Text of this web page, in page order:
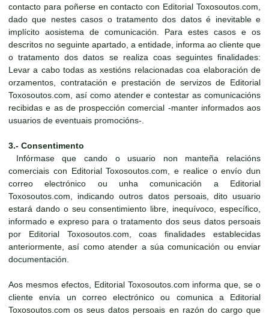
contacto para poñerse en contacto con Editorial Toxosoutos.com,
dado que nestes casos o tratamento dos datos é inevitable e
implícito aosistema de comunicación. Para estes casos e os
descritos no seguinte apartado, a entidade, informa ao cliente que
o tratamento dos datos se realiza coas seguintes finalidades:
Levar a cabo todas as xestións relacionadas coa elaboración de
orzamentos, contratación e prestación de servizos de Editorial
Toxosoutos.com, así como atender e contestar as comunicacións
recibidas e as de prospección comercial -manter informados aos
usuarios de eventuais promocións-.
3.- Consentimento
Infórmase que cando o usuario non manteña relacións
comerciais con Editorial Toxosoutos.com, e realice o envío dun
correo electrónico ou unha comunicación a Editorial
Toxosoutos.com, indicando outros datos persoais, dito usuario
estará dando o seu consentimiento libre, inequívoco, específico,
informado e expreso para o tratamento dos seus datos persoais
por Editorial Toxosoutos.com, coas finalidades establecidas
anteriormente, así como atender a súa comunicación ou enviar
documentación.
Aos mesmos efectos, Editorial Toxosoutos.com informa que, se o
cliente envía un correo electrónico ou comunica a Editorial
Toxosoutos.com os seus datos persoais en razón do cargo que